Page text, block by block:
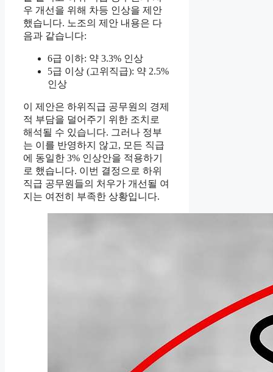
우 개선을 위해 차등 인상을 제안
했습니다. 노조의 제안 내용은 다
음과 같습니다:
6급 이하: 약 3.3% 인상
5급 이상 (고위직급): 약 2.5%
인상
이 제안은 하위직급 공무원의 경제
적 부담을 덜어주기 위한 조치로
해석될 수 있습니다. 그러나 정부
는 이를 반영하지 않고, 모든 직급
에 동일한 3% 인상안을 적용하기
로 했습니다. 이번 결정으로 하위
직급 공무원들의 처우가 개선될 여
지는 여전히 부족한 상황입니다.